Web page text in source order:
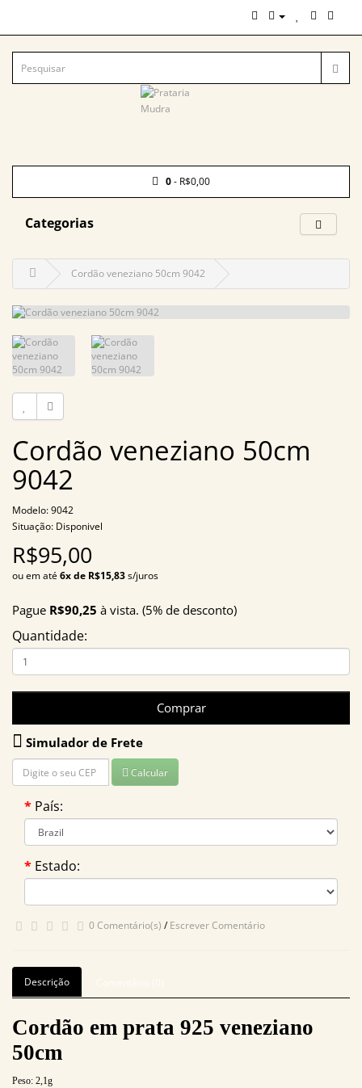
0- R$0,00
Categorias
Cordão veneziano 50cm 9042
Cordão veneziano 50cm
9042
Modelo: 9042
Situação: Disponivel
R$95,00
ou em até6x de R$15,83s/juros
Pague R$90,25 à vista. (5% de desconto)
Quantidade:
Comprar
Simulador de Frete
Calcular
País:
Estado:
0 Comentário(s) /Escrever Comentário
Descrição
Cordão em prata 925 veneziano
50cm
Peso: 2,1g